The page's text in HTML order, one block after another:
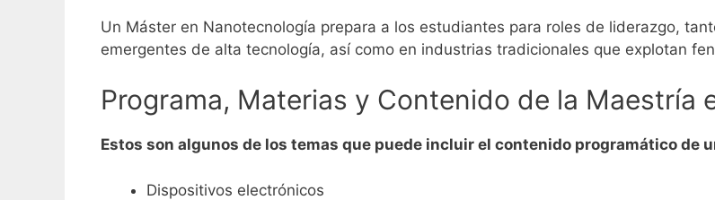
Un Máster en Nanotecnología prepara a los estudiantes para roles de liderazgo,
emergentes de alta tecnología, así como en industrias tradicionales que explotan
Programa, Materias y Contenido de la Maestría
Estos son algunos de los temas que puede incluir el contenido programático de
Dispositivos electrónicos